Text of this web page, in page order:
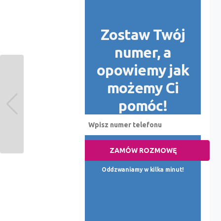
Zostaw Twój
numer, a
opowiemy jak
możemy Ci
pomóc!
ZAMÓW ROZMOWĘ
Oddzwaniamy w kilka minut!